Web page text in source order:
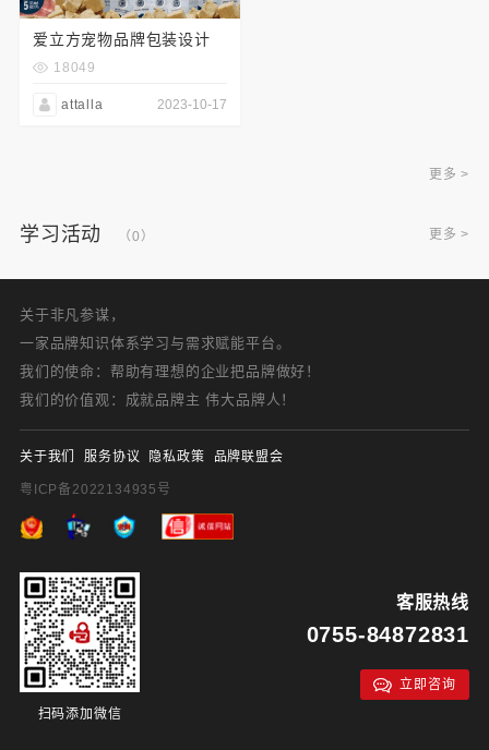
爱立方宠物品牌包装设计
18049
attalla 2023-10-17
更多 >
学习活动 （0） 更多 >
关于非凡参谋，
一家品牌知识体系学习与需求赋能平台。
我们的使命：帮助有理想的企业把品牌做好！
我们的价值观：成就品牌主 伟大品牌人！
客服热线
0755-84872831
立即咨询
关于我们 服务协议 隐私政策 品牌联盟会
粤ICP备2022134935号
扫码添加微信